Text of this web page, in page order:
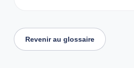
Revenir au glossaire